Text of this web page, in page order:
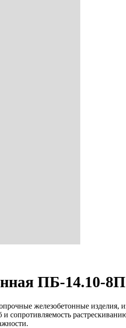
ПБ-14.10-8П
железобетонные изделия,
сопротивляемость